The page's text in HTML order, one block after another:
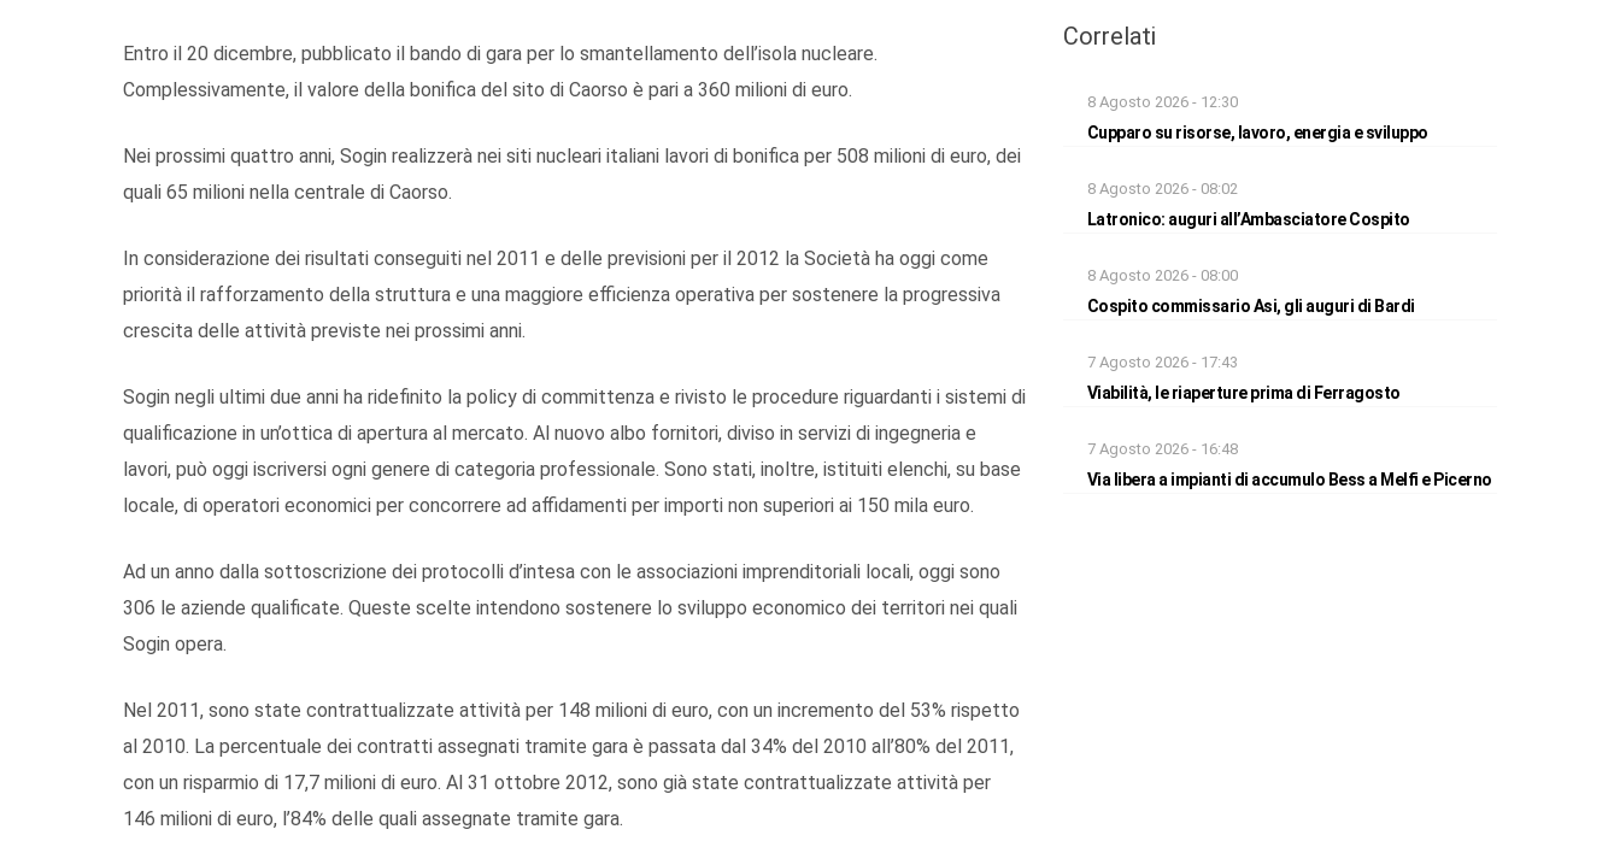
Entro il 20 dicembre, pubblicato il bando di gara per lo smantellamento dell’isola nucleare.
Complessivamente, il valore della bonifica del sito di Caorso è pari a 360 milioni di euro.
Nei prossimi quattro anni, Sogin realizzerà nei siti nucleari italiani lavori di bonifica per 508 milioni di euro, dei
quali 65 milioni nella centrale di Caorso.
In considerazione dei risultati conseguiti nel 2011 e delle previsioni per il 2012 la Società ha oggi come
priorità il rafforzamento della struttura e una maggiore efficienza operativa per sostenere la progressiva
crescita delle attività previste nei prossimi anni.
Sogin negli ultimi due anni ha ridefinito la policy di committenza e rivisto le procedure riguardanti i sistemi di
qualificazione in un’ottica di apertura al mercato. Al nuovo albo fornitori, diviso in servizi di ingegneria e
lavori, può oggi iscriversi ogni genere di categoria professionale. Sono stati, inoltre, istituiti elenchi, su base
locale, di operatori economici per concorrere ad affidamenti per importi non superiori ai 150 mila euro.
Ad un anno dalla sottoscrizione dei protocolli d’intesa con le associazioni imprenditoriali locali, oggi sono
306 le aziende qualificate. Queste scelte intendono sostenere lo sviluppo economico dei territori nei quali
Sogin opera.
Nel 2011, sono state contrattualizzate attività per 148 milioni di euro, con un incremento del 53% rispetto
al 2010. La percentuale dei contratti assegnati tramite gara è passata dal 34% del 2010 all’80% del 2011,
con un risparmio di 17,7 milioni di euro. Al 31 ottobre 2012, sono già state contrattualizzate attività per
146 milioni di euro, l’84% delle quali assegnate tramite gara.
Correlati
8 Agosto 2026 - 12:30
Cupparo su risorse, lavoro, energia e sviluppo
8 Agosto 2026 - 08:02
Latronico: auguri all’Ambasciatore Cospito
8 Agosto 2026 - 08:00
Cospito commissario Asi, gli auguri di Bardi
7 Agosto 2026 - 17:43
Viabilità, le riaperture prima di Ferragosto
7 Agosto 2026 - 16:48
Via libera a impianti di accumulo Bess a Melfi e Picerno